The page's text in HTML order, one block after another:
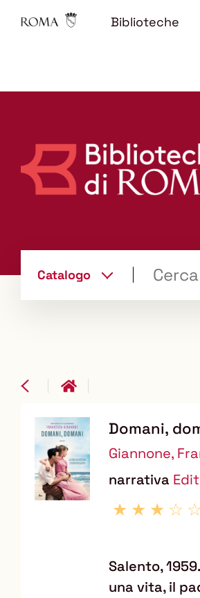
Biblioteche
Catalogocambia
il tuo
Dettaglio
del
documento
Domani,
Giannone,
narrativa
Salento,
una vita, il